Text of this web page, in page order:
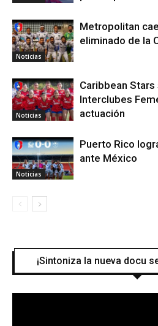
Noticias
Metropolitan
eliminado de la
Noticias
Caribbean
Interclubes
actuación
Noticias
Puerto Rico
ante México
¡Sintoniza la nueva docu